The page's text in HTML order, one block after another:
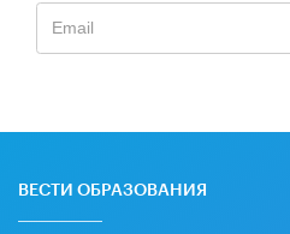
ВЕСТИ ОБРАЗОВАНИЯ